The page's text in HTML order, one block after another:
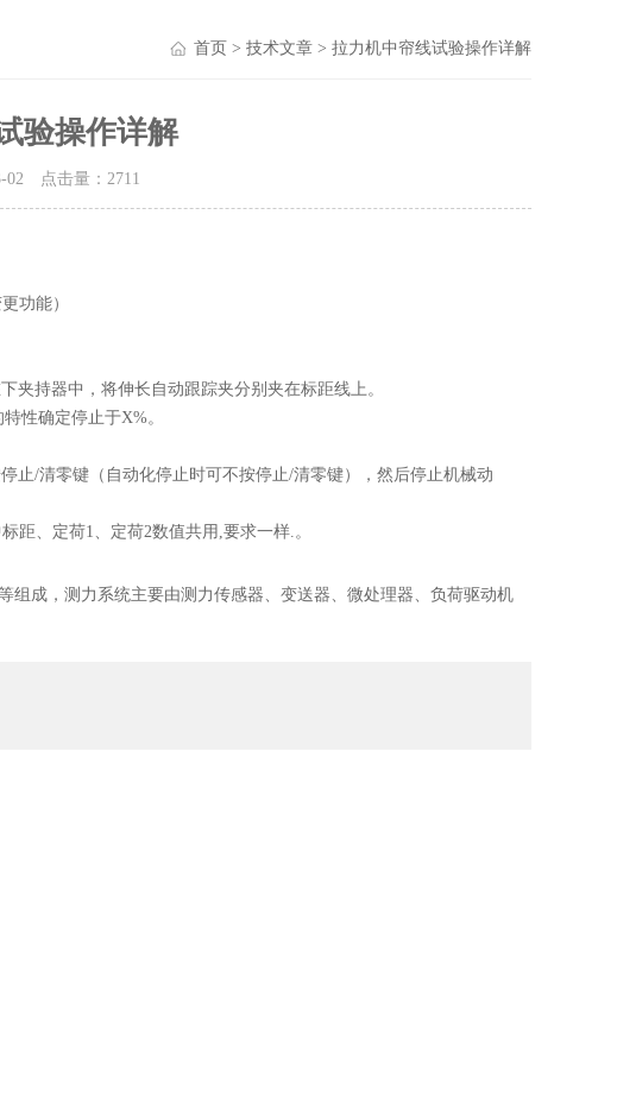
首页 > 技术文章 > 拉力机中帘线试验操作详解
验操作详解
02 点击量： 2711
功能）
夹持器中，将伸长自动跟踪夹分别夹在标距线上。
性确定停止于X%。
止/清零键（自动化停止时可不按停止/清零键），然后停止机械动
距、定荷1、定荷2数值共用,要求一样.。
组成，测力系统主要由测力传感器、变送器、微处理器、负荷驱动机